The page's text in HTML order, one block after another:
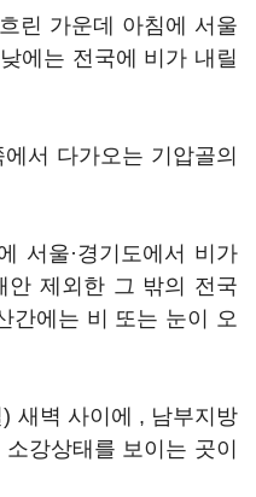
린 가운데 아침에 서울
에는 전국에 비가 내릴
서 다가오는 기압골의
서울·경기도에서 비가
안 제외한 그 밖의 전국
간에는 비 또는 눈이 오
새벽 사이에 , 남부지방
강상태를 보이는 곳이